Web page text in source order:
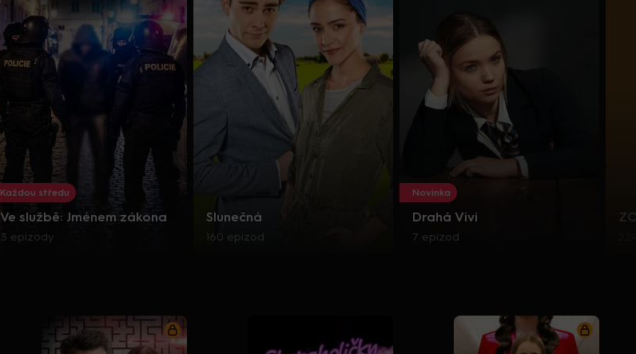
Každou středu
Ve službě: Jménem zákona
3 epizody
Slunečná
160 epizod
Novinka
Drahá Vivi
7 epizod